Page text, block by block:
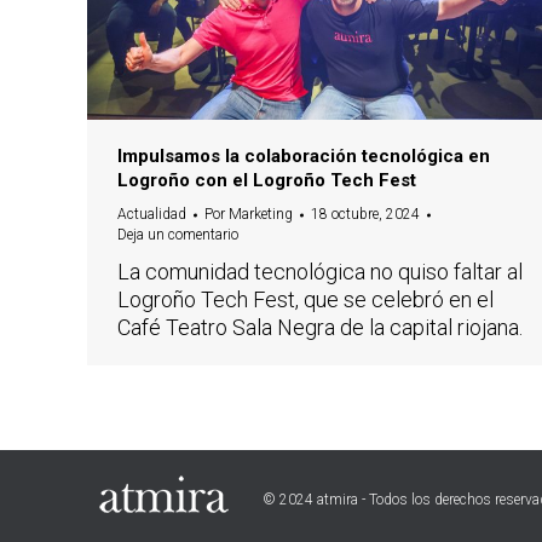
Impulsamos la colaboración tecnológica en
Logroño con el Logroño Tech Fest
Actualidad Por Marketing
18 octubre, 2024
Deja un comentario
La comunidad tecnológica no quiso faltar al
Logroño Tech Fest, que se celebró en el
Café Teatro Sala Negra de la capital riojana.
© 2024 atmira - Todos los derechos